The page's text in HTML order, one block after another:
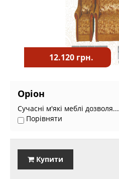
12.120 грн.
Оріон
Сучасні м'які меблі дозволя...
Порівняти
Купити